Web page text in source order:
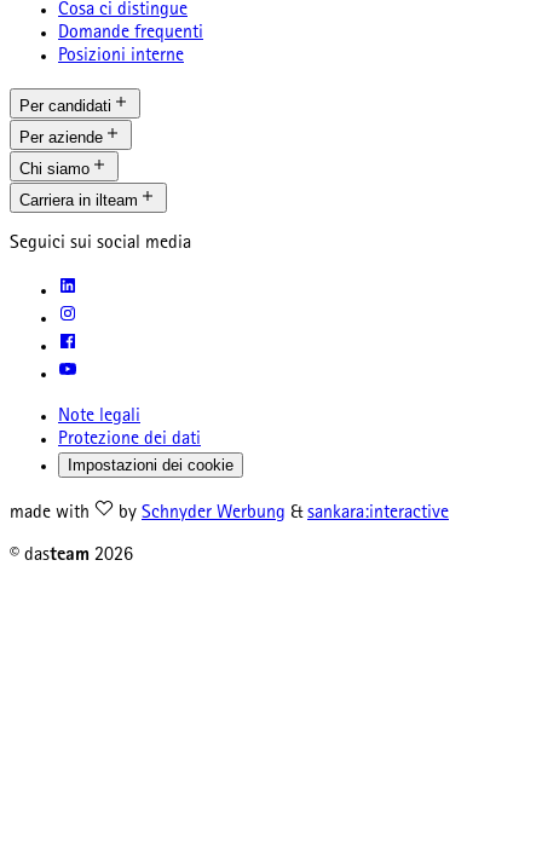
Cosa ci distingue
Domande frequenti
Posizioni interne
Per candidati
Per aziende
Chi siamo
Carriera in ilteam
Seguici sui social media
Note legali
Protezione dei dati
Impostazioni dei cookie
made with by Schnyder Werbung & sankara:interactive
© dasteam 2026